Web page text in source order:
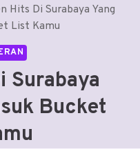
Hits Di Surabaya Yang
List Kamu
Surabaya
Bucket